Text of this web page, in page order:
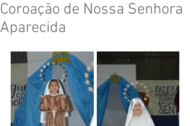
Coroação de Nossa Senhora
Aparecida